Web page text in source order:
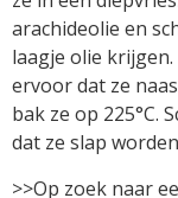
arachideolie en
laagje olie
ervoor dat ze
bak ze op 225°C.
dat ze slap
>>Op zoek naar